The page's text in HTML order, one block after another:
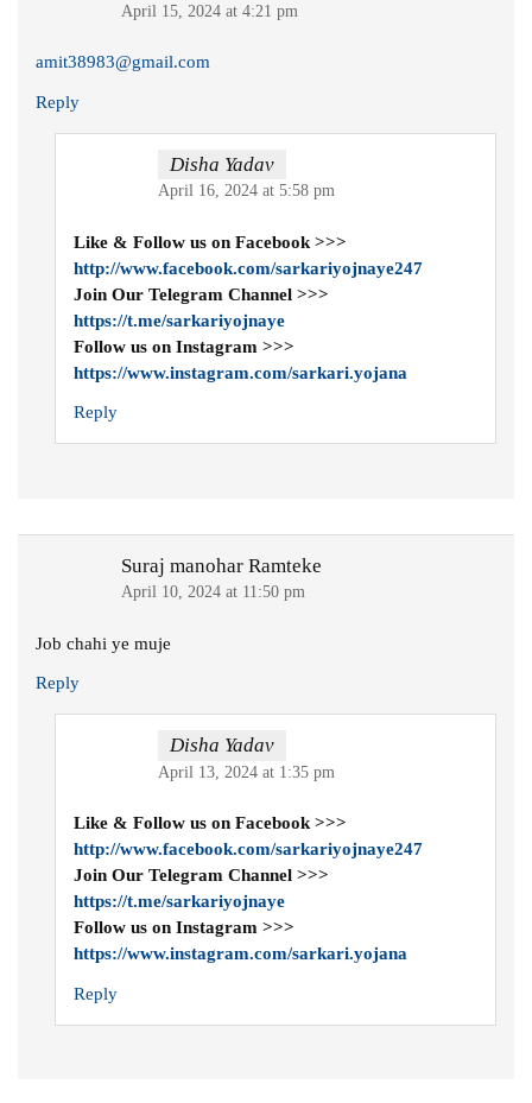
April 15, 2024 at 4:21 pm
amit38983@gmail.com
Reply
Disha Yadav
April 16, 2024 at 5:58 pm
Like & Follow us on Facebook >>>
http://www.facebook.com/sarkariyojnaye247
Join Our Telegram Channel >>>
https://t.me/sarkariyojnaye
Follow us on Instagram >>>
https://www.instagram.com/sarkari.yojana
Reply
Suraj manohar Ramteke
April 10, 2024 at 11:50 pm
Job chahi ye muje
Reply
Disha Yadav
April 13, 2024 at 1:35 pm
Like & Follow us on Facebook >>>
http://www.facebook.com/sarkariyojnaye247
Join Our Telegram Channel >>>
https://t.me/sarkariyojnaye
Follow us on Instagram >>>
https://www.instagram.com/sarkari.yojana
Reply